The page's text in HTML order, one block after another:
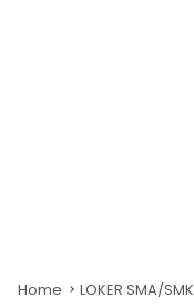
Home LOKER SMA/SMK